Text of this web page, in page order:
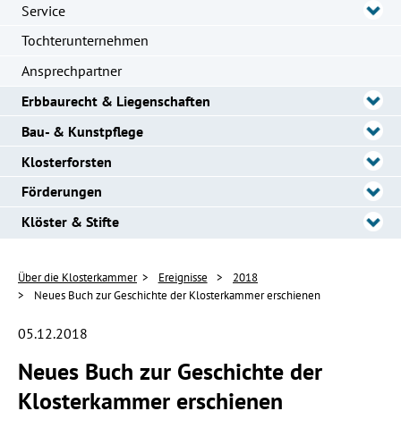
Service
Tochterunternehmen
Ansprechpartner
Erbbaurecht & Liegenschaften
Bau- & Kunstpflege
Klosterforsten
Förderungen
Klöster & Stifte
Über die Klosterkammer Ereignisse
2018
Neues Buch zur Geschichte der Klosterkammer erschienen
05.12.2018
Neues Buch zur Geschichte der
Klosterkammer erschienen